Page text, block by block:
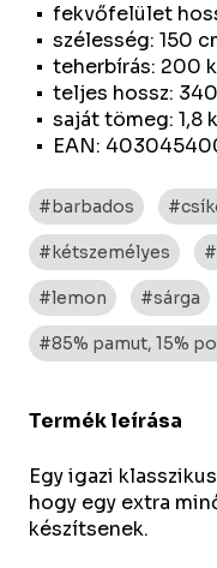
fekvőfelület
szélesség: 150
teherbírás: 200
teljes hossz:
saját tömeg: 1,8
EAN:
#barbados
#kétszemélyes
#lemon #sárga
#85% pamut, 15%
Termék leírása
Egy igazi
hogy egy extra
készítsenek.